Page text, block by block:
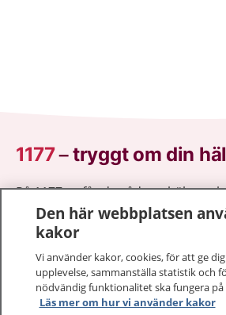
1177–tryggt om din
På 1177.se får du råd om hälsa
sjukdomar och vilka mottagningar
Logga in för att läsa din journal och
vårdärenden. Ring telefonnummer
sjukvårdsrådgivning dygnet runt.
1177 ger dig råd när du vill må
Den här webbplatsen
kakor
Vi använder kakor, cookies, för att ge
upplevelse, sammanställa statistik och
nödvändig funktionalitet ska fungera
Läs mer om hur vi använder kakor